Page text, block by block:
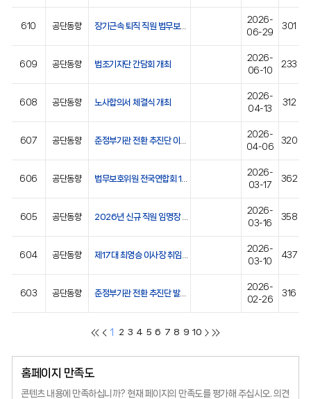
610 공단동향
2026-
06-29
301
609 공단동향 법조기자단 간담회 개최
2026-
06-10
233
608 공단동향 노사합의서 체결식 개최
2026-
04-13
312
607 공단동향
2026-
04-06
320
606 공단동향
2026-
03-17
362
605 공단동향
2026-
03-16
358
604 공단동향
2026-
03-10
437
603 공단동향 준정부기관 전환 추진단 발대식
2026-
02-26
316
1 2 3 4 5 6 7 8 9 10
홈페이지 만족도
콘텐츠 내용에 만족하십니까? 현재 페이지의 만족도를 평가해 주십시오. 의견